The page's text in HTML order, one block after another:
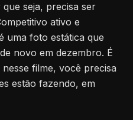
seja, precisa ser
ativo e
uma foto estática que
novo em dezembro. É
filme, você precisa
estão fazendo, em